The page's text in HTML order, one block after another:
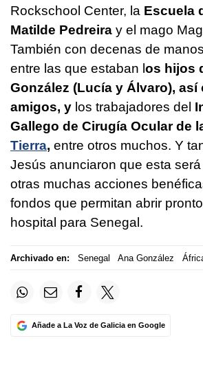
Rockschool Center, la Escuela
Matilde Pedreira y el mago
También con decenas de
entre las que estaban l os hijos
González (Lucía y Álvaro), así
amigos, y los trabajadores del
Gallego de Cirugía Ocular de
Tierra, entre otros muchos. Y
Jesús anunciaron que esta
otras muchas acciones
fondos que permitan abrir
hospital para Senegal.
Archivado en: Senegal Ana González
Añade a La Voz de Galicia en Google